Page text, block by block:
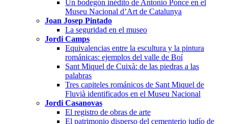
Un bodegón inédito de Antonio Ponce en el
Museu Nacional d’Art de Catalunya
Joan Josep Pintado
La seguridad en el museo
Jordi Camps
Equivalencias entre la escultura y la pintura
románicas: ejemplos del valle de Boí
Sant Miquel de Cuixà: de las piedras a las
palabras
Tres capiteles románicos de Sant Miquel de
Fluvià identificados en el Museu Nacional
Jordi Casanovas
El registro de obras de arte
El patrimonio disperso del cementerio judío de